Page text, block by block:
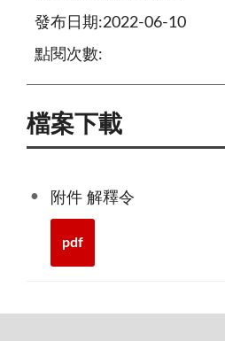
發布日期:2022-06-10
點閱次數:
檔案下載
附件 解釋令
pdf